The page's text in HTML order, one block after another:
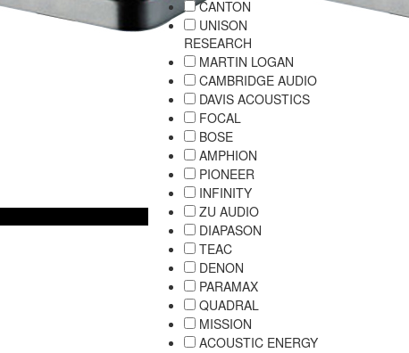
CANTON
UNISON
RESEARCH
MARTIN LOGAN
CAMBRIDGE AUDIO
DAVIS ACOUSTICS
FOCAL
BOSE
AMPHION
PIONEER
INFINITY
ZU AUDIO
DIAPASON
TEAC
DENON
PARAMAX
QUADRAL
MISSION
ACOUSTIC ENERGY